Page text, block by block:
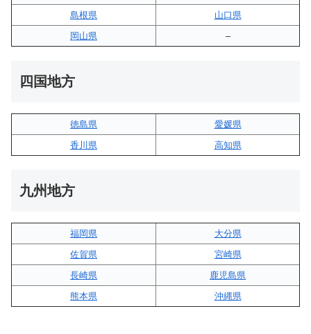
島根県
山口県
岡山県
–
四国地方
徳島県
愛媛県
香川県
高知県
九州地方
福岡県
大分県
佐賀県
宮崎県
長崎県
鹿児島県
熊本県
沖縄県